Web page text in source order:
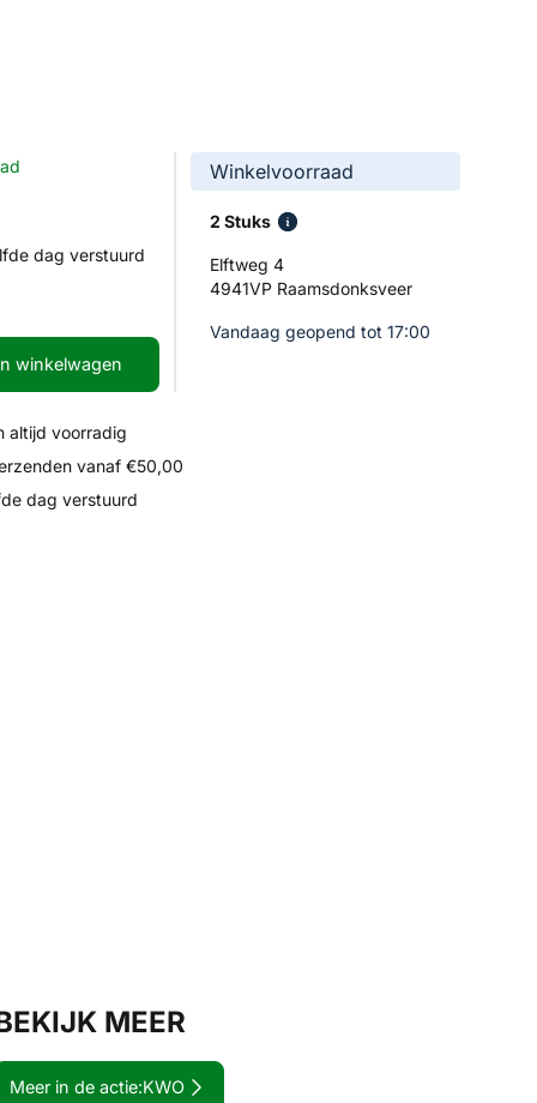
dag verstuurd
winkelwagen
Winkelvoorraad
2 Stuks
Elftweg 4
4941VP Raamsdonksveer
Vandaag geopend tot 17:00
altijd voorradig
vanaf €50,00
dag verstuurd
MEER
Meer in de actie:KWO